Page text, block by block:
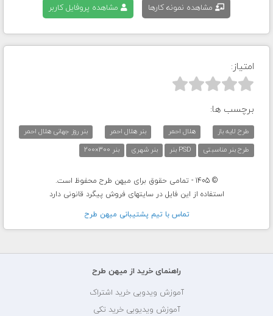
مشاهده نمونه کارها مشاهده پروفایل کاربر
امتیاز:



برچسب ها:
طرح لایه باز هلال احمر بنر هلال احمر
بنر روز جهانی هلال احمر
طرح بنر مناسبتی
PSD بنر بنر شهری بنر 300×200
© 1405 - تمامی حقوق برای میهن طرح محفوظ است.
استفاده از این فایل در سایتهای فروش پیگرد قانونی دارد
تماس با تيم پشتيبانی ميهن طرح
راهنمای خرید از میهن طرح
آموزش ویدویی خرید اشتراک
آموزش ویدیویی خرید تکی